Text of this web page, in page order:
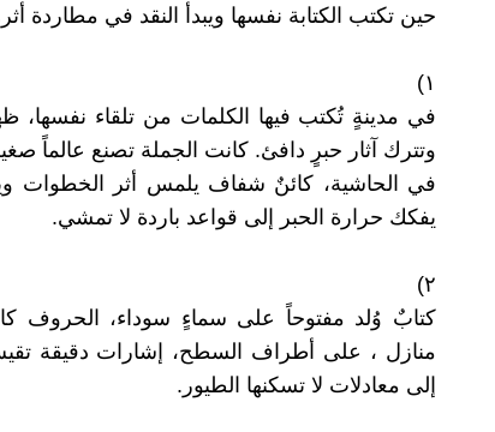
حين تكتب الكتابة نفسها ويبدأ النقد في مطاردة
١)
في مدينةٍ تُكتب فيها الكلمات من تلقاء
وتترك آثار حبرٍ دافئ. كانت الجملة تصنع عالماً
في الحاشية، كائنٌ شفاف يلمس أثر الخطوات
يفكك حرارة الحبر إلى قواعد باردة لا تمشي.
٢)
كتابٌ وُلد مفتوحاً على سماءٍ سوداء، الحروف
منازل ، على أطراف السطح، إشارات دقيقة
إلى معادلات لا تسكنها الطيور.